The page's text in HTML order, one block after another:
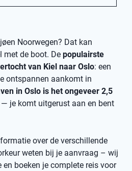
Noorwegen? Dat kan
met de boot. De populairste
van Kiel naar Oslo: een
ontspannen aankomt in
in Oslo is het ongeveer 2,5
— je komt uitgerust aan en bent
over de verschillende
weten bij je aanvraag – wij
boeken je complete reis voor